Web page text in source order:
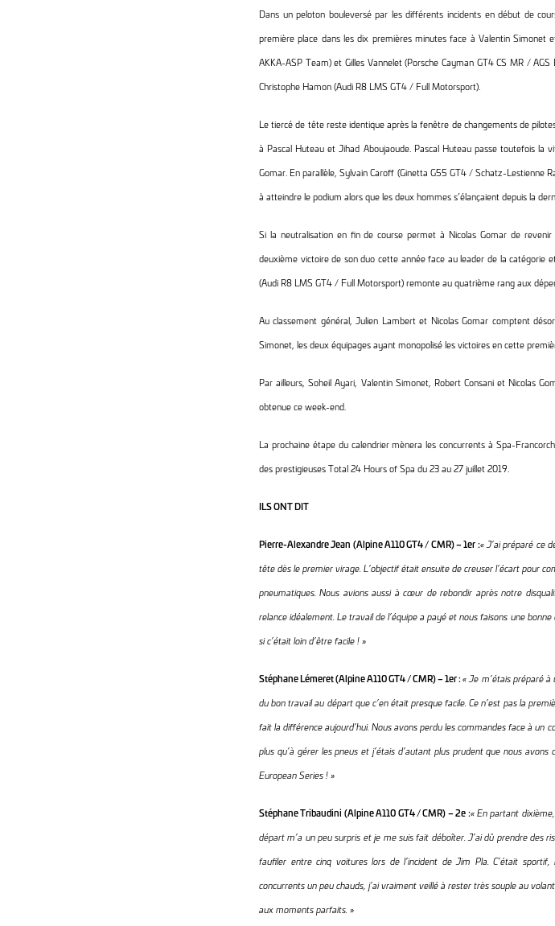
Dans un peloton bouleversé par les différents incidents en début de
première place dans les dix premières minutes face à Valentin Simonet
AKKA-ASP Team) et Gilles Vannelet (Porsche Cayman GT4 CS MR /
Christophe Hamon (Audi R8 LMS GT4 / Full Motorsport).
Le tiercé de tête reste identique après la fenêtre de changements de
à Pascal Huteau et Jihad Aboujaoude. Pascal Huteau passe toutefois la
Gomar. En parallèle, Sylvain Caroff (Ginetta G55 GT4 / Schatz-Lestienne
à atteindre le podium alors que les deux hommes s’élançaient depuis la
Si la neutralisation en fin de course permet à Nicolas Gomar de
deuxième victoire de son duo cette année face au leader de la catégorie
(Audi R8 LMS GT4 / Full Motorsport) remonte au quatrième rang aux
Au classement général, Julien Lambert et Nicolas Gomar comptent
Simonet, les deux équipages ayant monopolisé les victoires en cette
Par ailleurs, Soheil Ayari, Valentin Simonet, Robert Consani et Nicolas
obtenue ce week-end.
La prochaine étape du calendrier mènera les concurrents à Spa-
des prestigieuses Total 24 Hours of Spa du 23 au 27 juillet 2019.
ILS ONT DIT
Pierre-Alexandre Jean (Alpine A110 GT4 / CMR) – 1er :« J’ai préparé ce
tête dès le premier virage. L’objectif était ensuite de creuser l’écart pour
pneumatiques. Nous avions aussi à cœur de rebondir après notre
relance idéalement. Le travail de l’équipe a payé et nous faisons une
si c’était loin d’être facile ! »
Stéphane Lémeret (Alpine A110 GT4 / CMR) – 1er :« Je m’étais préparé
du bon travail au départ que c’en était presque facile. Ce n’est pas la
fait la différence aujourd’hui. Nous avons perdu les commandes face à
plus qu’à gérer les pneus et j’étais d’autant plus prudent que nous
European Series ! »
Stéphane Tribaudini (Alpine A110 GT4 / CMR) – 2e :« En partant
départ m’a un peu surpris et je me suis fait déboîter. J’ai dû prendre des
faufiler entre cinq voitures lors de l’incident de Jim Pla. C’était
concurrents un peu chauds, j’ai vraiment veillé à rester très souple au
aux moments parfaits. »